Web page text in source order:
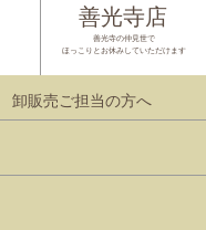
善光寺店
善光寺の仲見世で
ほっこりとお休みしていただけます
卸販売ご担当の方へ